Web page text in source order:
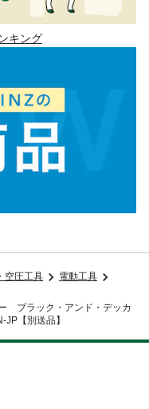
キング
空圧工具
電動工具
ブラック・アンド・デッカ
【別送品】